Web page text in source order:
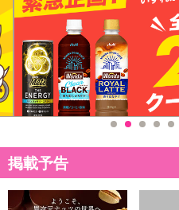
掲載予告